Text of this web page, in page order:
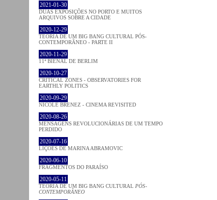
2021-01-30
DUAS EXPOSIÇÕES NO PORTO E MUITOS
ARQUIVOS SOBRE A CIDADE
2020-12-29
TEORIA DE UM BIG BANG CULTURAL PÓS-
CONTEMPORÂNEO - PARTE II
2020-11-29
11ª BIENAL DE BERLIM
2020-10-27
CRITICAL ZONES - OBSERVATORIES FOR
EARTHLY POLITICS
2020-09-29
NICOLE BRENEZ - CINEMA REVISITED
2020-08-26
MENSAGENS REVOLUCIONÁRIAS DE UM TEMPO
PERDIDO
2020-07-16
LIÇÕES DE MARINA ABRAMOVIC
2020-06-10
FRAGMENTOS DO PARAÍSO
2020-05-11
TEORIA DE UM BIG BANG CULTURAL PÓS-
CONTEMPORÂNEO